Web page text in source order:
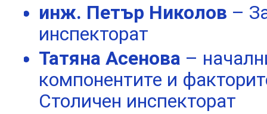
инж. Петър Николов –
инспекторат
Татяна Асенова –
компонентите и
Столичен инспекторат